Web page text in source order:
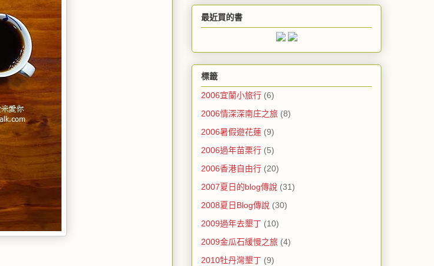
最近買的書
標籤
2006宜蘭小旅行 (6)
2006情深深南庄之旅 (8)
2006暑假遊花蓮 (9)
2006過年苗栗行 (5)
2006香港自由行 (20)
2007夏日的blog傳說 (31)
2008夏日Blog傳說 (30)
2009過年去墾丁 (10)
2009金瓜石緩慢之旅 (4)
2010牡丹灣墾丁 (9)